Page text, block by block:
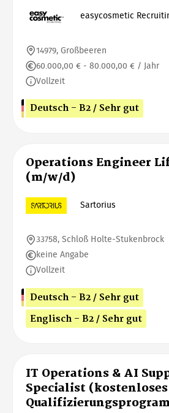
easycosmetic
14979, Großbeeren
60.000,00 € - 80.000,00 € / Jahr
Vollzeit
Deutsch - B2 / Sehr gut
Operations Engineer
(m/w/d)
Sartorius
33758, Schloß Holte-Stukenbrock
keine Angabe
Vollzeit
Deutsch - B2 / Sehr gut
Englisch - B2 / Sehr gut
IT Operations & AI
Specialist (kostenloses